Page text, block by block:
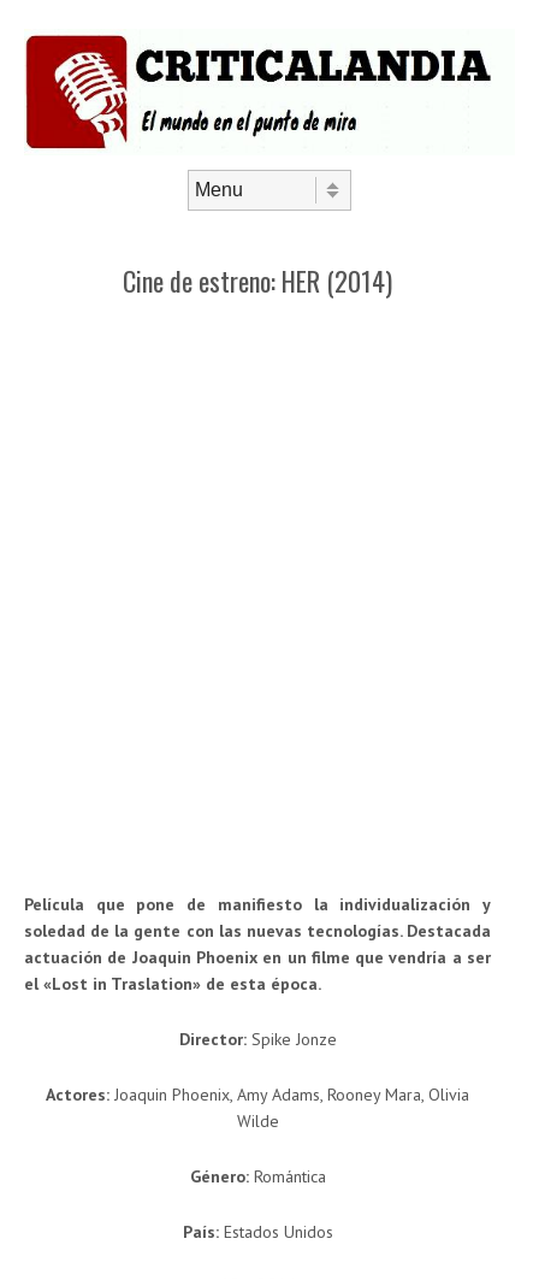
Cine de estreno: HER (2014)
Película que pone de manifiesto la individualización y
soledad de la gente con las nuevas tecnologías. Destacada
actuación de Joaquin Phoenix en un filme que vendría a ser
el «Lost in Traslation» de esta época.
Director:Spike Jonze
Actores: Joaquin Phoenix, Amy Adams, Rooney Mara, Olivia
Wilde
Género:Romántica
País:Estados Unidos